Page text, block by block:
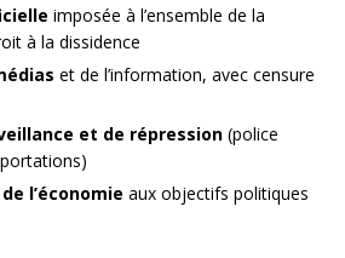
imposée à l’ensemble de la
à la dissidence
et de l’information, avec censure
et de répression (police
l’économie aux objectifs politiques